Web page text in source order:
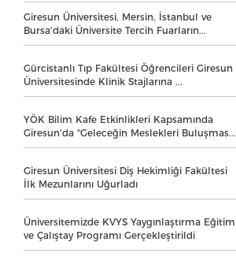
Giresun Üniversitesi, Mersin, İstanbul ve
Bursa'daki Üniversite Tercih Fuarların...
Gürcistanlı Tıp Fakültesi Öğrencileri Giresun
Üniversitesinde Klinik Stajlarına ...
YÖK Bilim Kafe Etkinlikleri Kapsamında
Giresun'da "Geleceğin Meslekleri Buluşmas...
Giresun Üniversitesi Diş Hekimliği Fakültesi
İlk Mezunlarını Uğurladı
Üniversitemizde KVYS Yaygınlaştırma Eğitim
ve Çalıştay Programı Gerçekleştirildi